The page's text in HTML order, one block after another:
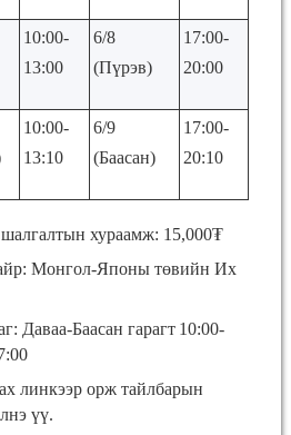
10:00-
13:00
6/8
(Пүрэв)
17:00-
20:00
10:00-
13:10
6/9
(Баасан)
17:00-
20:10
хураамж: 15,000₮
Монгол-Японы төвийн Их
Даваа-Баасан гарагт 10:00-
линкээр орж тайлбарын
үү.